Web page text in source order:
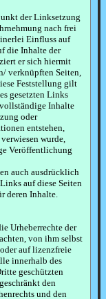
der Linksetzung
nach frei
Einfluss auf
die Inhalte der
er sich hiermit
verknüpften Seiten,
Feststellung gilt
gesetzten Links
Inhalte
oder
entstehen,
wurde,
Veröffentlichung
auch ausdrücklich
auf diese Seiten
deren Inhalte.
Urheberrechte der
von ihm selbst
auf lizenzfreie
innerhalb des
geschützten
den
und den